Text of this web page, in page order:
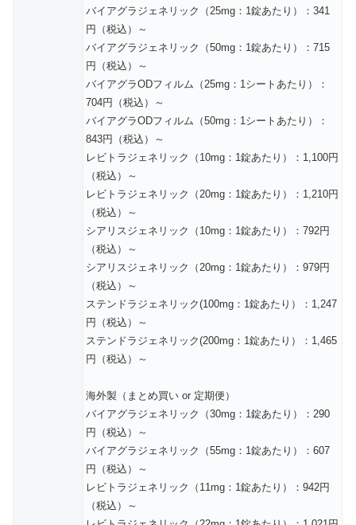
バイアグラジェネリック（25mg：1錠あたり）：341
円（税込）～
バイアグラジェネリック（50mg：1錠あたり）：715
円（税込）～
バイアグラODフィルム（25mg：1シートあたり）：
704円（税込）～
バイアグラODフィルム（50mg：1シートあたり）：
843円（税込）～
レビトラジェネリック（10mg：1錠あたり）：1,100円
（税込）～
レビトラジェネリック（20mg：1錠あたり）：1,210円
（税込）～
シアリスジェネリック（10mg：1錠あたり）：792円
（税込）～
シアリスジェネリック（20mg：1錠あたり）：979円
（税込）～
ステンドラジェネリック(100mg：1錠あたり）：1,247
円（税込）～
ステンドラジェネリック(200mg：1錠あたり）：1,465
円（税込）～
海外製（まとめ買い or 定期便）
バイアグラジェネリック（30mg：1錠あたり）：290
円（税込）～
バイアグラジェネリック（55mg：1錠あたり）：607
円（税込）～
レビトラジェネリック（11mg：1錠あたり）：942円
（税込）～